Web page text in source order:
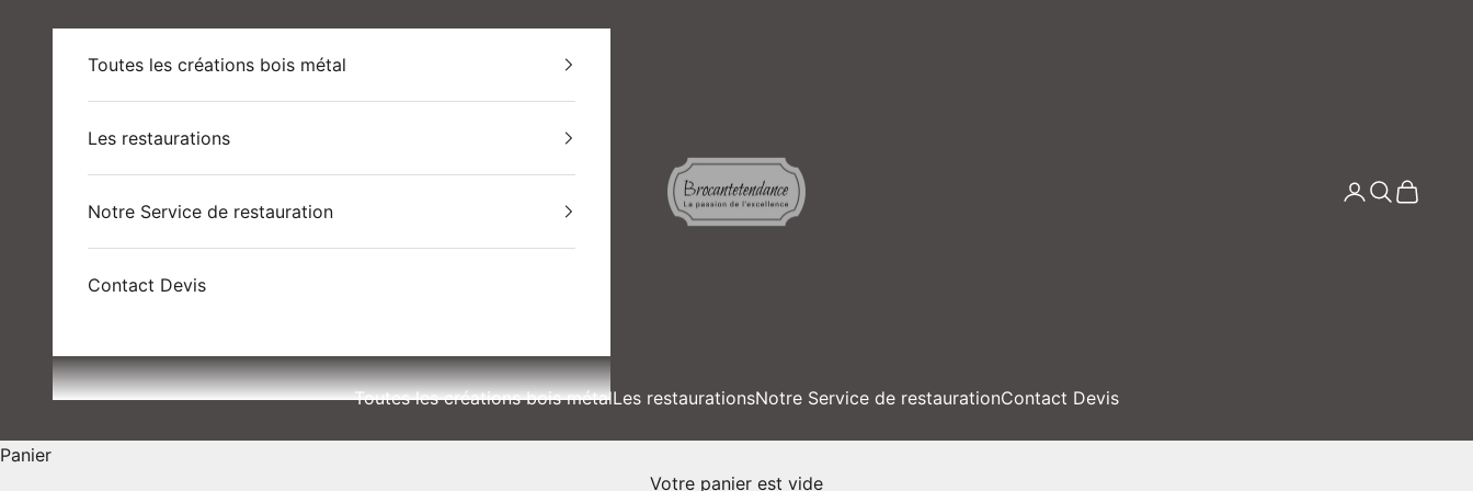
BROCANTETENDANCE
Toutes les créations bois métalLes restaurationsNotre Service de restaurationContact Devis
Connexion
Recherche
Panier
Toutes les créations bois métal
Les restaurations
Notre Service de restauration
Contact Devis
Panier
Votre panier est vide